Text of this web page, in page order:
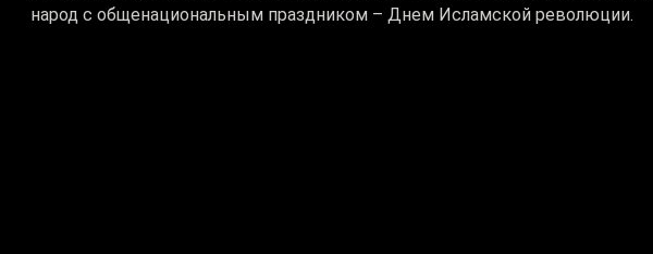
народ с общенациональным праздником – Днем Исламской революции.